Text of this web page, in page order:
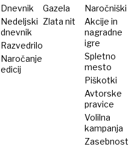
Dnevnik
Nedeljski
dnevnik
Razvedrilo
Naročanje
edicij
Gazela
Zlata nit
Naročniški
Akcije in
nagradne
igre
Spletno
mesto
Piškotki
Avtorske
pravice
Volilna
kampanja
Zasebnost